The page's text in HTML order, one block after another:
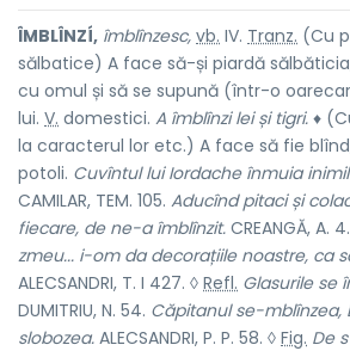
ÎMBLÎNZÍ, îmblînzesc, vb. IV. Tranz. (Cu
sălbatice) A face să-și piardă
cu omul și să se supună (într-o
lui. V. domestici. A îmblînzi lei și tigri. ♦
la caracterul lor etc.) A face să fie
potoli. Cuvîntul lui Iordache înmuia
CAMILAR, TEM. 105. Aducînd pitaci și
fiecare, de ne-a îmblînzit. CREANGĂ, A. 4.
zmeu... i-om da decorațiile noastre, ca
ALECSANDRI, T. I 427. ◊ Refl. Glasurile se
DUMITRIU, N. 54. Căpitanul se-mblînzea,
slobozea. ALECSANDRI, P. P. 58. ◊ Fig. De